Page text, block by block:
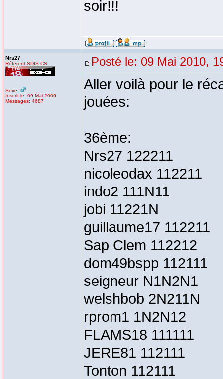
soir!!!
Nrs27
Référent SDIS-CS
Sexe:
Inscrit le: 09 Mai 2006
Messages: 4687
Posté le: 09 Mai 2010,
Aller voilà pour le
jouées:
36ème:
Nrs27 122211
nicoleodax 112211
indo2 111N11
jobi 11221N
guillaume17 112211
Sap Clem 112212
dom49bspp 112111
seigneur N1N2N1
welshbob 2N211N
rprom1 1N2N12
FLAMS18 111111
JERE81 112111
Tonton 112111